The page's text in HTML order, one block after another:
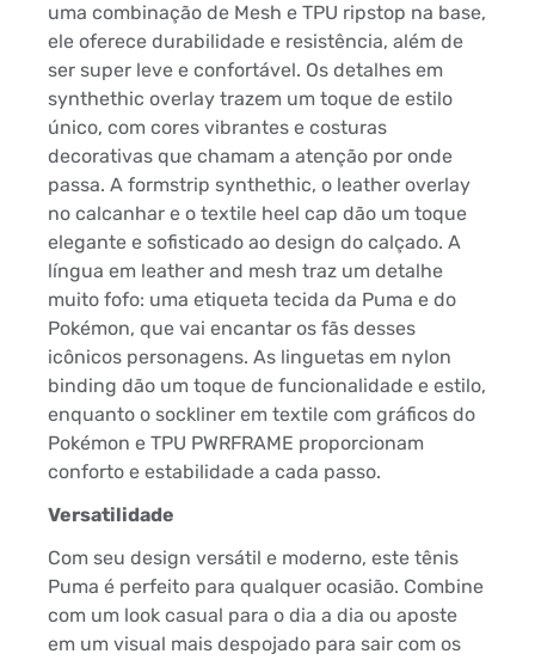
uma combinação de Mesh e TPU ripstop na base,
ele oferece durabilidade e resistência, além de
ser super leve e confortável. Os detalhes em
synthethic overlay trazem um toque de estilo
único, com cores vibrantes e costuras
decorativas que chamam a atenção por onde
passa. A formstrip synthethic, o leather overlay
no calcanhar e o textile heel cap dão um toque
elegante e sofisticado ao design do calçado. A
língua em leather and mesh traz um detalhe
muito fofo: uma etiqueta tecida da Puma e do
Pokémon, que vai encantar os fãs desses
icônicos personagens. As linguetas em nylon
binding dão um toque de funcionalidade e estilo,
enquanto o sockliner em textile com gráficos do
Pokémon e TPU PWRFRAME proporcionam
conforto e estabilidade a cada passo.
Versatilidade
Com seu design versátil e moderno, este tênis
Puma é perfeito para qualquer ocasião. Combine
com um look casual para o dia a dia ou aposte
em um visual mais despojado para sair com os